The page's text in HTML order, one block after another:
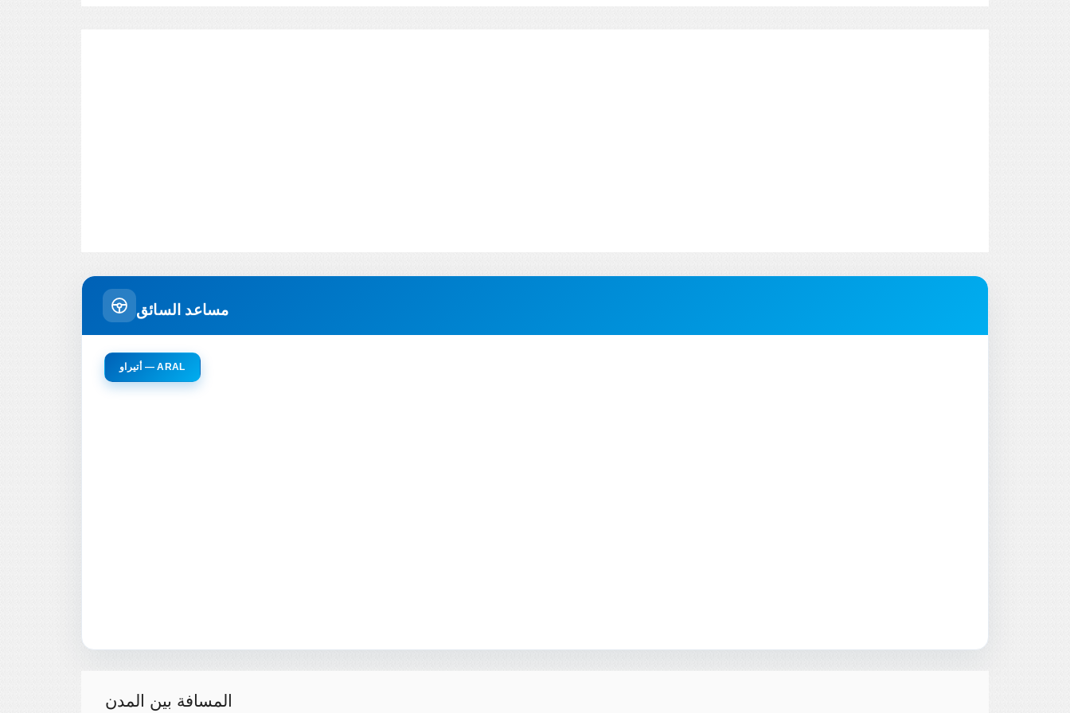
مساعد السائق
أتيراو — ARAL
المسافة بين المدن